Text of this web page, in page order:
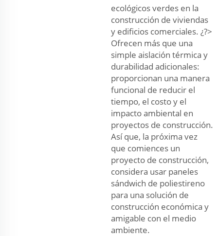
ecológicos verdes en la
construcción de viviendas
y edificios comerciales. ¿?>
Ofrecen más que una
simple aislación térmica y
durabilidad adicionales:
proporcionan una manera
funcional de reducir el
tiempo, el costo y el
impacto ambiental en
proyectos de construcción.
Así que, la próxima vez
que comiences un
proyecto de construcción,
considera usar paneles
sándwich de poliestireno
para una solución de
construcción económica y
amigable con el medio
ambiente.